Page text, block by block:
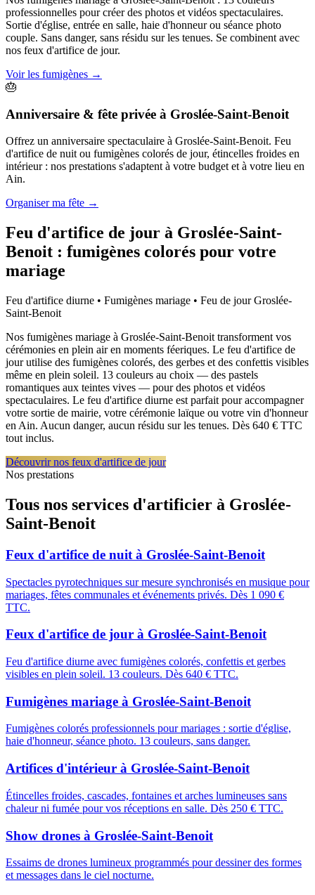
professionnelles pour créer des photos et vidéos spectaculaires.
Sortie d'église, entrée en salle, haie d'honneur ou séance photo
couple. Sans danger, sans résidu sur les tenues. Se combinent avec
nos feux d'artifice de jour.
Voir les fumigènes →
🎂
Anniversaire & fête privée à Groslée-Saint-Benoit
Offrez un anniversaire spectaculaire à Groslée-Saint-Benoit. Feu
d'artifice de nuit ou fumigènes colorés de jour, étincelles froides en
intérieur : nos prestations s'adaptent à votre budget et à votre lieu en
Ain.
Organiser ma fête →
Feu d'artifice de jour à Groslée-Saint-
Benoit : fumigènes colorés pour votre
mariage
Feu d'artifice diurne • Fumigènes mariage • Feu de jourGroslée-
Saint-Benoit
Nos fumigènes mariage à Groslée-Saint-Benoit transforment vos
cérémonies en plein air en moments féeriques. Le feu d'artifice de
jour utilise des fumigènes colorés, des gerbes et des confettis visibles
même en plein soleil. 13 couleurs au choix — des pastels
romantiques aux teintes vives — pour des photos et vidéos
spectaculaires. Le feu d'artifice diurne est parfait pour accompagner
votre sortie de mairie, votre cérémonie laïque ou votre vin d'honneur
en Ain. Aucun danger, aucun résidu sur les tenues. Dès 640 € TTC
tout inclus.
Découvrir nos feux d'artifice de jour
Nos prestations
Tous nos services d'artificier à Groslée-
Saint-Benoit
Feux d'artifice de nuit à Groslée-Saint-Benoit
Spectacles pyrotechniques sur mesure synchronisés en musique pour
mariages, fêtes communales et événements privés. Dès 1 090 €
TTC.
Feux d'artifice de jour à Groslée-Saint-Benoit
Feu d'artifice diurne avec fumigènes colorés, confettis et gerbes
visibles en plein soleil. 13 couleurs. Dès 640 € TTC.
Fumigènes mariage à Groslée-Saint-Benoit
Fumigènes colorés professionnels pour mariages : sortie d'église,
haie d'honneur, séance photo. 13 couleurs, sans danger.
Artifices d'intérieur à Groslée-Saint-Benoit
Étincelles froides, cascades, fontaines et arches lumineuses sans
chaleur ni fumée pour vos réceptions en salle. Dès 250 € TTC.
Show drones à Groslée-Saint-Benoit
Essaims de drones lumineux programmés pour dessiner des formes
et messages dans le ciel nocturne.